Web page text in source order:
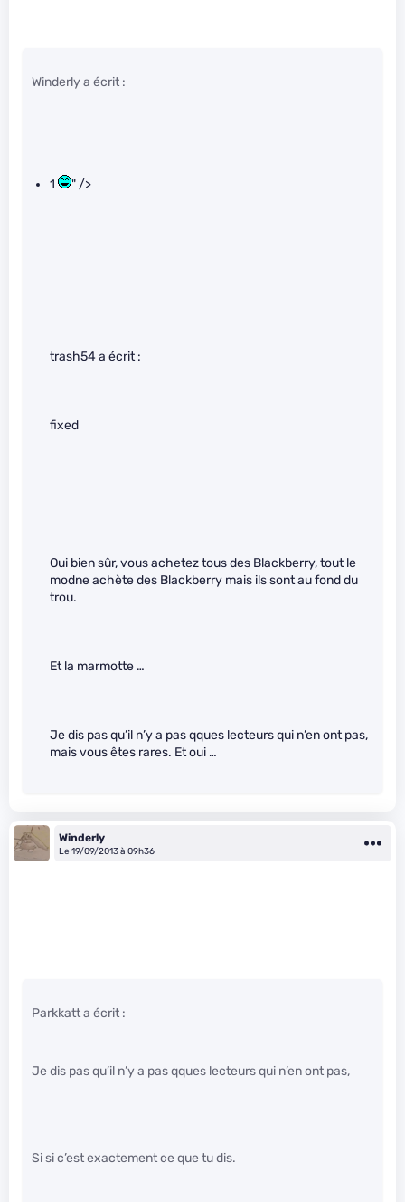
Winderly a écrit :
1 " />
trash54 a écrit :
fixed
Oui bien sûr, vous achetez tous des Blackberry, tout le
modne achète des Blackberry mais ils sont au fond du
trou.
Et la marmotte …
Je dis pas qu’il n’y a pas qques lecteurs qui n’en ont pas,
mais vous êtes rares. Et oui …
Winderly
Le 19/09/2013 à 09h36
Parkkatt a écrit :
Je dis pas qu’il n’y a pas qques lecteurs qui n’en ont pas,
Si si c’est exactement ce que tu dis.